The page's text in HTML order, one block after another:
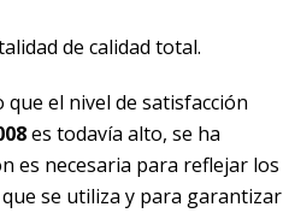
de calidad total.
el nivel de satisfacción
es todavía alto, se ha
es necesaria para reflejar los
se utiliza y para garantizar